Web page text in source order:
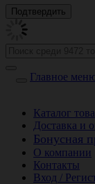
Главное
Каталог
Доставка и
Бонусная
О компании
Контакты
Вход /